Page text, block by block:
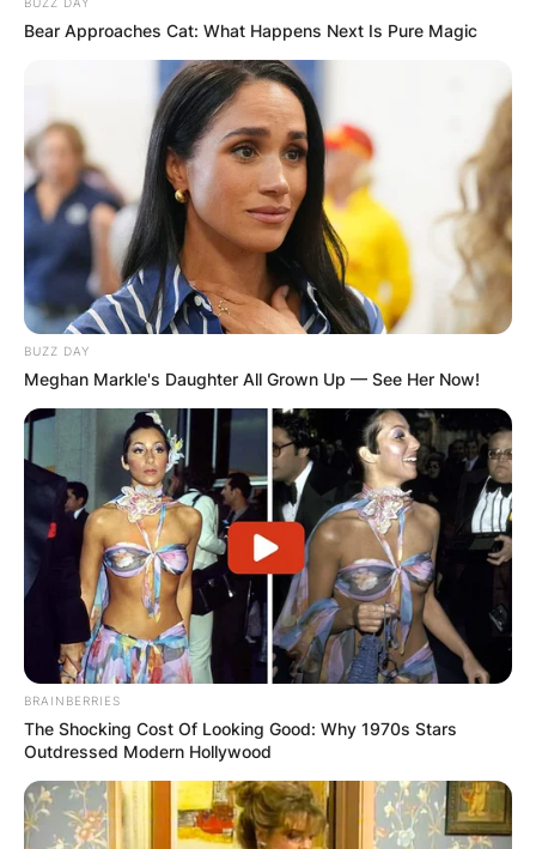
Bear Approaches Cat: What Happens Next Is Pure Magic
BUZZ DAY
Meghan Markle's Daughter All Grown Up — See Her Now!
BRAINBERRIES
The Shocking Cost Of Looking Good: Why 1970s Stars
Outdressed Modern Hollywood